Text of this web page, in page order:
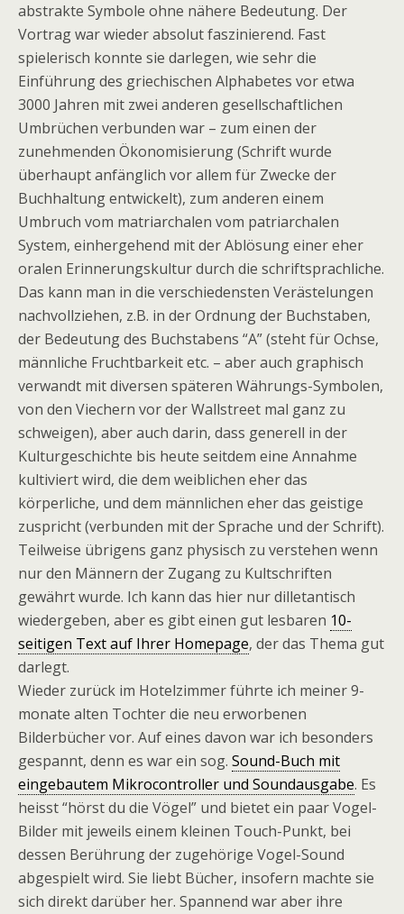
abstrakte Symbole ohne nähere Bedeutung. Der
Vortrag war wieder absolut faszinierend. Fast
spielerisch konnte sie darlegen, wie sehr die
Einführung des griechischen Alphabetes vor etwa
3000 Jahren mit zwei anderen gesellschaftlichen
Umbrüchen verbunden war – zum einen der
zunehmenden Ökonomisierung (Schrift wurde
überhaupt anfänglich vor allem für Zwecke der
Buchhaltung entwickelt), zum anderen einem
Umbruch vom matriarchalen vom patriarchalen
System, einhergehend mit der Ablösung einer eher
oralen Erinnerungskultur durch die schriftsprachliche.
Das kann man in die verschiedensten Verästelungen
nachvollziehen, z.B. in der Ordnung der Buchstaben,
der Bedeutung des Buchstabens “A” (steht für Ochse,
männliche Fruchtbarkeit etc. – aber auch graphisch
verwandt mit diversen späteren Währungs-Symbolen,
von den Viechern vor der Wallstreet mal ganz zu
schweigen), aber auch darin, dass generell in der
Kulturgeschichte bis heute seitdem eine Annahme
kultiviert wird, die dem weiblichen eher das
körperliche, und dem männlichen eher das geistige
zuspricht (verbunden mit der Sprache und der Schrift).
Teilweise übrigens ganz physisch zu verstehen wenn
nur den Männern der Zugang zu Kultschriften
gewährt wurde. Ich kann das hier nur dilletantisch
wiedergeben, aber es gibt einen gut lesbaren 10-
seitigen Text auf Ihrer Homepage, der das Thema gut
darlegt.
Wieder zurück im Hotelzimmer führte ich meiner 9-
monate alten Tochter die neu erworbenen
Bilderbücher vor. Auf eines davon war ich besonders
gespannt, denn es war ein sog. Sound-Buch mit
eingebautem Mikrocontroller und Soundausgabe. Es
heisst “hörst du die Vögel” und bietet ein paar Vogel-
Bilder mit jeweils einem kleinen Touch-Punkt, bei
dessen Berührung der zugehörige Vogel-Sound
abgespielt wird. Sie liebt Bücher, insofern machte sie
sich direkt darüber her. Spannend war aber ihre